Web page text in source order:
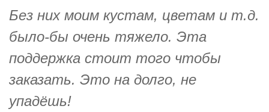
Без них моим кустам, цветам и т.д.
было-бы очень тяжело. Эта
поддержка стоит того чтобы
заказать. Это на долго, не
упадёшь!